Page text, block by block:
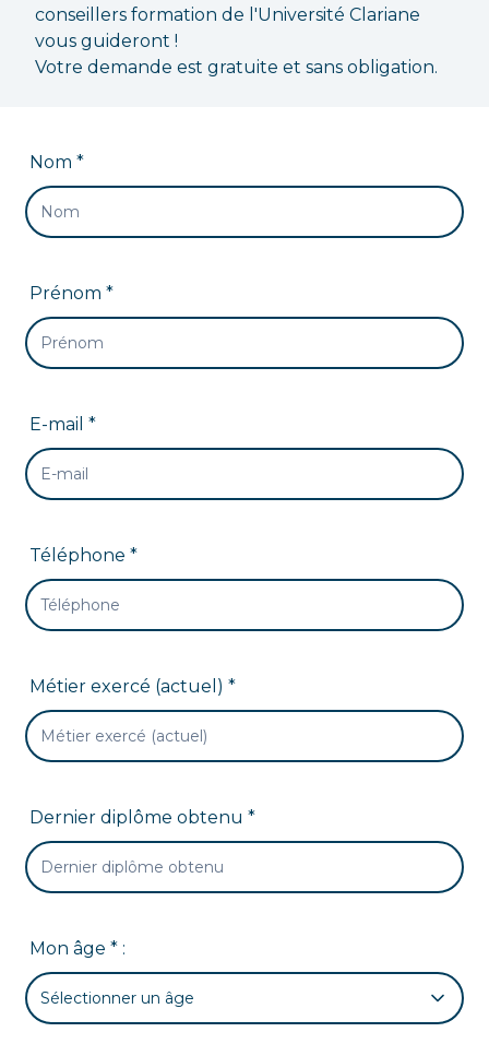
conseillers formation de l'Université Clariane
vous guideront !
Votre demande est gratuite et sans obligation.
Nom *
Prénom *
E-mail *
Téléphone *
Métier exercé (actuel) *
Dernier diplôme obtenu *
Mon âge * :
Sélectionner un âge